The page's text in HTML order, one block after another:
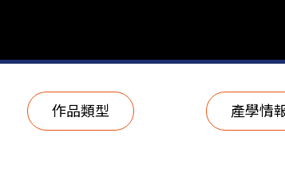
作品類型 產學情